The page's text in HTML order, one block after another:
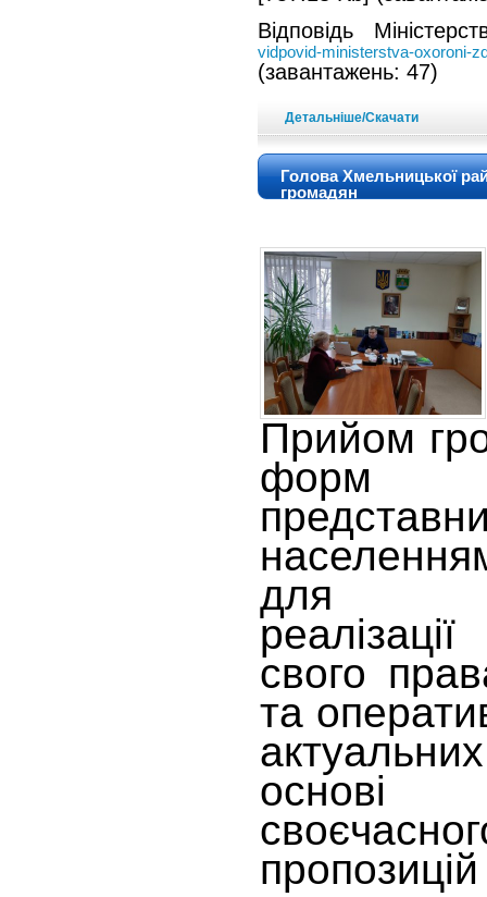
Відповідь
vidpovid-ministerstva-oxoroni-
(завантажень: 47)
Детальніше/Скачати
Голова Хмельницької
громадян
Прийом
форм
для
свого
та
основі
пропозицій